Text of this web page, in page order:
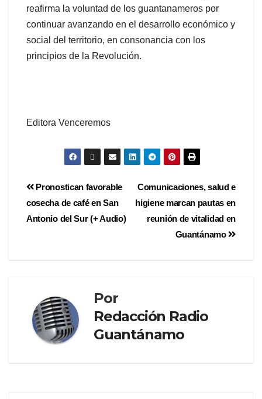
reafirma la voluntad de los guantanameros por
continuar avanzando en el desarrollo económico y
social del territorio, en consonancia con los
principios de la Revolución.
Editora Venceremos
Comunicaciones, salud e
higiene marcan pautas en
reunión de vitalidad en
Guantánamo
Pronostican favorable
cosecha de café en San
Antonio del Sur (+ Audio)
Por
Redacción Radio
Guantánamo